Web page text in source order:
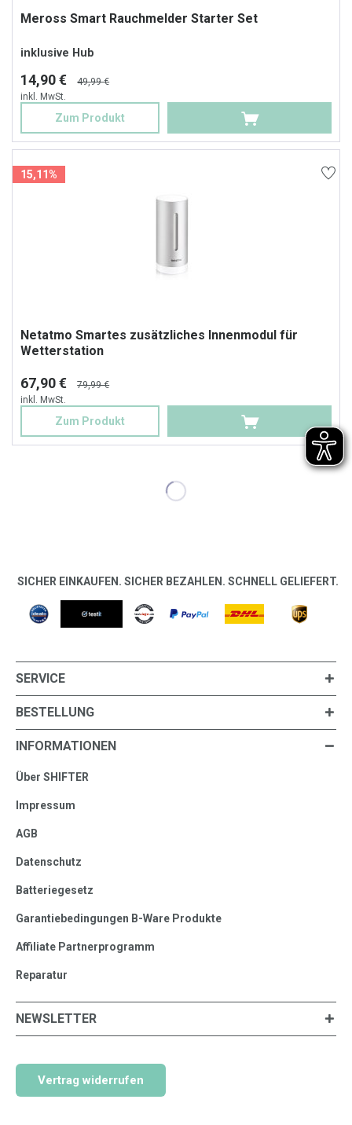
Meross Smart Rauchmelder Starter Set
inklusive Hub
14,90 €
49,99 €
inkl. MwSt.
Zum Produkt
15,11%
Netatmo Smartes zusätzliches Innenmodul für
Wetterstation
67,90 €
79,99 €
inkl. MwSt.
Zum Produkt
SICHER EINKAUFEN. SICHER BEZAHLEN. SCHNELL GELIEFERT.
SERVICE
BESTELLUNG
INFORMATIONEN
Über SHIFTER
Impressum
AGB
Datenschutz
Batteriegesetz
Garantiebedingungen B-Ware Produkte
Affiliate Partnerprogramm
Reparatur
NEWSLETTER
Vertrag widerrufen